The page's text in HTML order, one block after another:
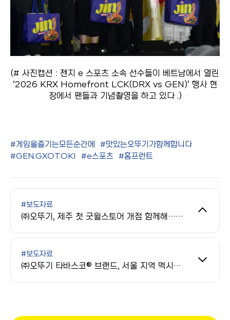
(# 사진캡션 : 젠지 e 스포츠 소속 선수들이 베트남에서 열린
‘2026 KRX Homefront LCK(DRX vs GEN)’ 행사 현
장에서 팬들과 기념촬영을 하고 있다 .)
#게임을즐기는모든순간에
#맛있는오뚜기가함께합니다
#GEN.GXOTOKI
#e스포츠 #홈프런트
#보도자료
㈜오뚜기, 제주 첫 굿윌스토어 개점 함께해…장애인 일자리 창출 동참
#보도자료
㈜오뚜기 타바스코® 브랜드, 서울 지역 멕시칸 레스토랑과 협업 프로모션 진행